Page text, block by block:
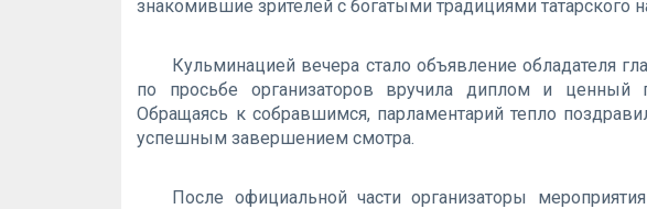
знакомившие зрителей с богатыми традициями татарского
Кульминацией вечера стало объявление обладателя
по просьбе организаторов вручила диплом и ценный
Обращаясь к собравшимся, парламентарий тепло
успешным завершением смотра.
После официальной части организаторы